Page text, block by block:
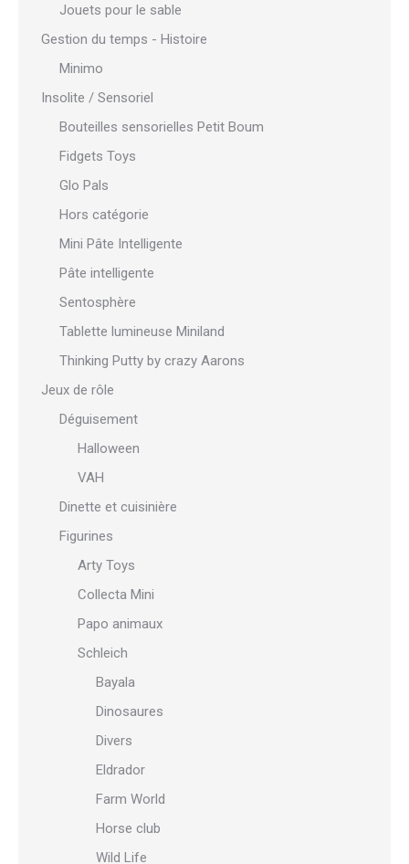
Jouets pour le sable
Gestion du temps - Histoire
Minimo
Insolite / Sensoriel
Bouteilles sensorielles Petit Boum
Fidgets Toys
Glo Pals
Hors catégorie
Mini Pâte Intelligente
Pâte intelligente
Sentosphère
Tablette lumineuse Miniland
Thinking Putty by crazy Aarons
Jeux de rôle
Déguisement
Halloween
VAH
Dinette et cuisinière
Figurines
Arty Toys
Collecta Mini
Papo animaux
Schleich
Bayala
Dinosaures
Divers
Eldrador
Farm World
Horse club
Wild Life